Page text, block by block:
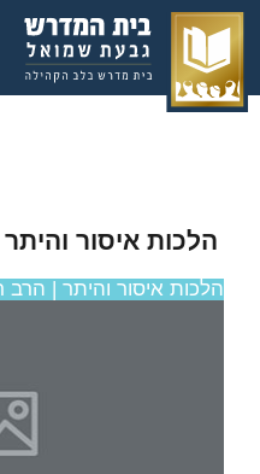
הלכות איסור
הלכות איסור והיתר | הרב